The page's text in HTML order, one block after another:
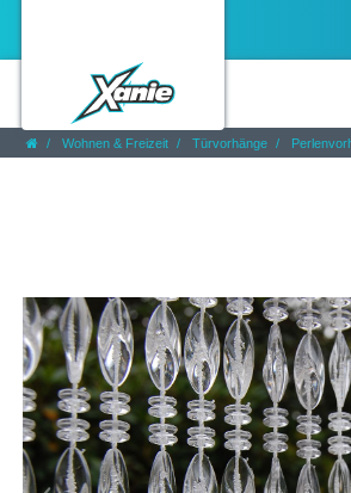
Wohnen & Freizeit Türvorhänge